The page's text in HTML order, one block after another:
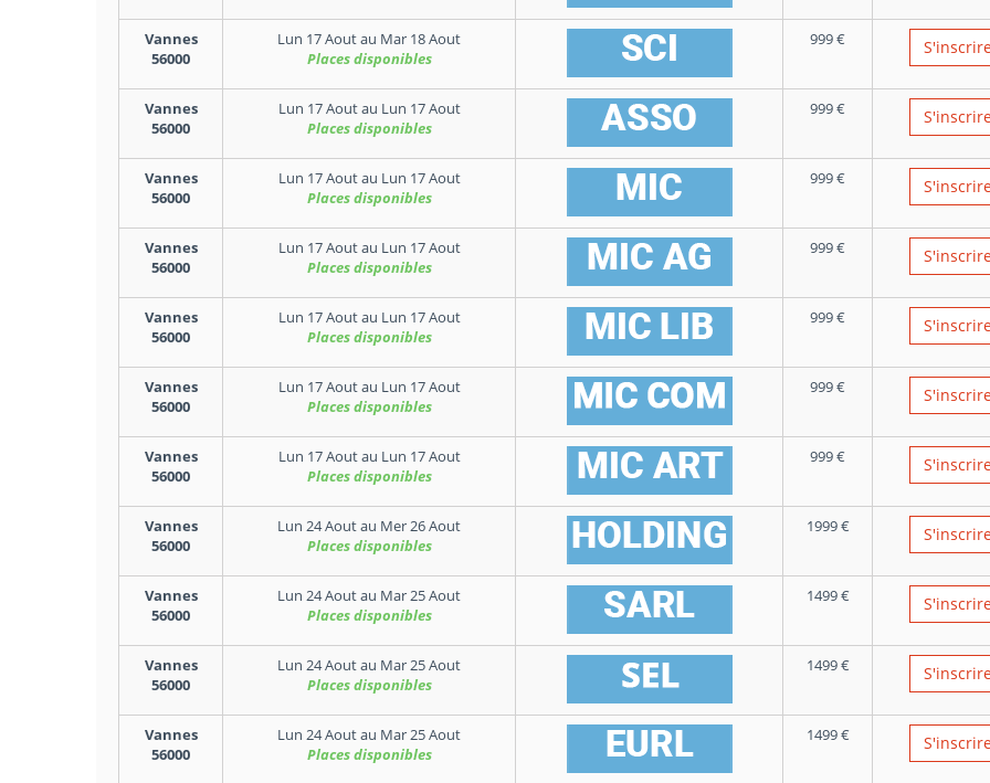
Vannes
56000
Lun 17 Aoutau Mar 18 Aout
Places disponibles
999€
Vannes
56000
Lun 17 Aoutau Lun 17 Aout
Places disponibles
999€
Vannes
56000
Lun 17 Aoutau Lun 17 Aout
Places disponibles
999€
Vannes
56000
Lun 17 Aoutau Lun 17 Aout
Places disponibles
999€
Vannes
56000
Lun 17 Aoutau Lun 17 Aout
Places disponibles
999€
Vannes
56000
Lun 17 Aoutau Lun 17 Aout
Places disponibles
999€
Vannes
56000
Lun 17 Aoutau Lun 17 Aout
Places disponibles
999€
Vannes
56000
Lun 24 Aoutau Mer 26 Aout
Places disponibles
1999€
Vannes
56000
Lun 24 Aoutau Mar 25 Aout
Places disponibles
1499€
Vannes
56000
Lun 24 Aoutau Mar 25 Aout
Places disponibles
1499€
Vannes
56000
Lun 24 Aoutau Mar 25 Aout
Places disponibles
1499€